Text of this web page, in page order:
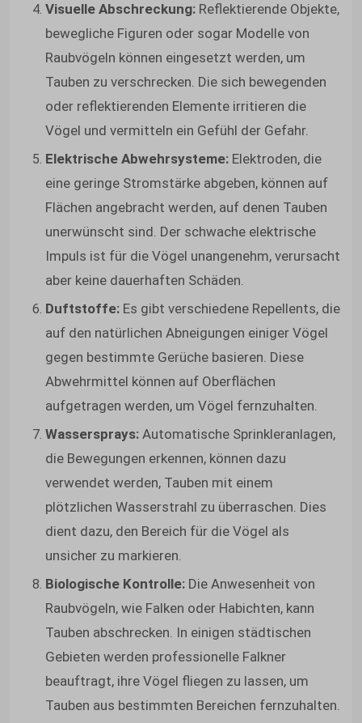
Visuelle Abschreckung: Reflektierende Objekte,
bewegliche Figuren oder sogar Modelle von
Raubvögeln können eingesetzt werden, um
Tauben zu verschrecken. Die sich bewegenden
oder reflektierenden Elemente irritieren die
Vögel und vermitteln ein Gefühl der Gefahr.
Elektrische Abwehrsysteme: Elektroden, die
eine geringe Stromstärke abgeben, können auf
Flächen angebracht werden, auf denen Tauben
unerwünscht sind. Der schwache elektrische
Impuls ist für die Vögel unangenehm, verursacht
aber keine dauerhaften Schäden.
Duftstoffe: Es gibt verschiedene Repellents, die
auf den natürlichen Abneigungen einiger Vögel
gegen bestimmte Gerüche basieren. Diese
Abwehrmittel können auf Oberflächen
aufgetragen werden, um Vögel fernzuhalten.
Wassersprays: Automatische Sprinkleranlagen,
die Bewegungen erkennen, können dazu
verwendet werden, Tauben mit einem
plötzlichen Wasserstrahl zu überraschen. Dies
dient dazu, den Bereich für die Vögel als
unsicher zu markieren.
Biologische Kontrolle: Die Anwesenheit von
Raubvögeln, wie Falken oder Habichten, kann
Tauben abschrecken. In einigen städtischen
Gebieten werden professionelle Falkner
beauftragt, ihre Vögel fliegen zu lassen, um
Tauben aus bestimmten Bereichen fernzuhalten.